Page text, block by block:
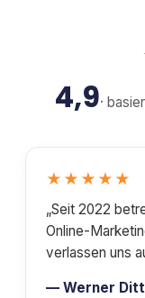
4,9·
★★★★★
„Seit 2022
Online-
verlassen uns
— Werner